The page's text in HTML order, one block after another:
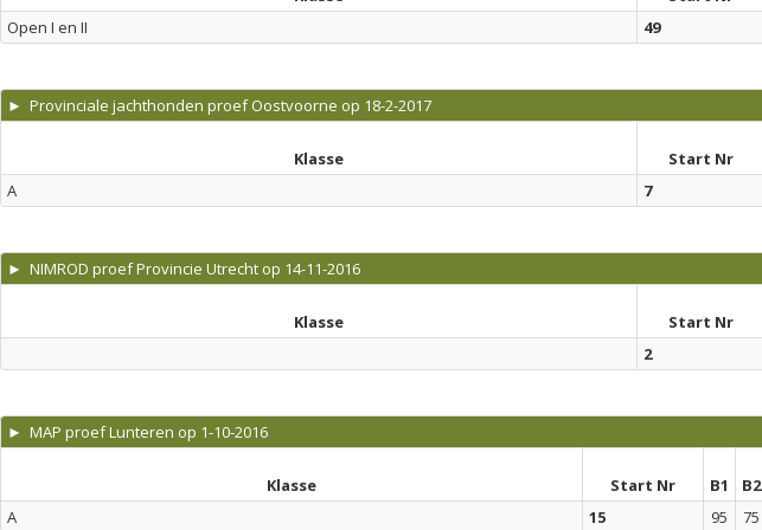
Open I en II
49
► Provinciale jachthonden proef Oostvoorne op 18-2-2017
Klasse Start Nr
A
7
► NIMROD proef Provincie Utrecht op 14-11-2016
Klasse Start Nr
2
► MAP proef Lunteren op 1-10-2016
Klasse Start Nr B1 B2
A
15 95 75